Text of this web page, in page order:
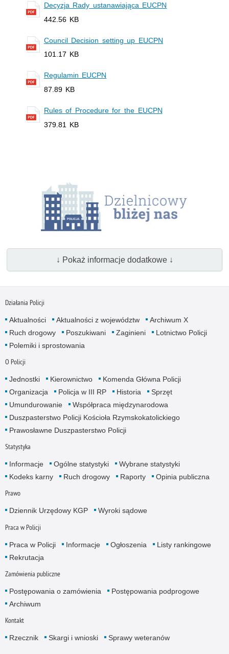
Decyzja Rady ustanawiająca EUCPN
442.56 KB
Council Decision setting up EUCPN
101.17 KB
Regulamin EUCPN
87.89 KB
Rules of Procedure for the EUCPN
379.81 KB
↓ Pokaż informacje dodatkowe ↓
Działania Policji
Aktualności Aktualności z województw
Archiwum X
Ruch drogowy
Poszukiwani Zaginieni
Lotnictwo Policji
Polemiki i sprostowania
O Policji
Jednostki Kierownictwo
Komenda Główna Policji
Organizacja
Policja w III RP Historia
Sprzęt
Umundurowanie
Współpraca międzynarodowa
Duszpasterstwo Policji Kościoła Rzymskokatolickiego
Prawosławne Duszpasterstwo Policji
Statystyka
Informacje Ogólne statystyki
Wybrane statystyki
Kodeks karny
Ruch drogowy Raporty Opinia publiczna
Prawo
Dziennik Urzędowy KGP Wyroki sądowe
Praca w Policji
Praca w Policji Informacje Ogłoszenia
Listy rankingowe
Rekrutacja
Zamówienia publiczne
Postępowania o zamówienia
Postępowania podprogowe
Archiwum
Kontakt
Rzecznik Skargi i wnioski Sprawy weteranów